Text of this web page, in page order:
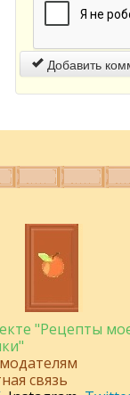
Добавить
"Рецепты
связь